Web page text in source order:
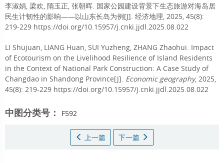
李淑娟 梁欢 隋玉正 张朝晖 国家公园建设背景下生态旅游对海岛居
民生计韧性的影响——以山东长岛为例[J]. 经济地理, 2025, 45(8):
219-229 https://doi.org/10.15957/j.cnki.jjdl.2025.08.022
LI Shujuan LIANG Huan SUI Yuzheng ZHANG Zhaohui Impact
of Ecotourism on the Livelihood Resilience of Island Residents
in the Context of National Park Construction: A Case Study of
Changdao in Shandong Province[J]. Economic geography, 2025,
45(8): 219-229 https://doi.org/10.15957/j.cnki.jjdl.2025.08.022
中图分类号： F592
上一篇 下一篇